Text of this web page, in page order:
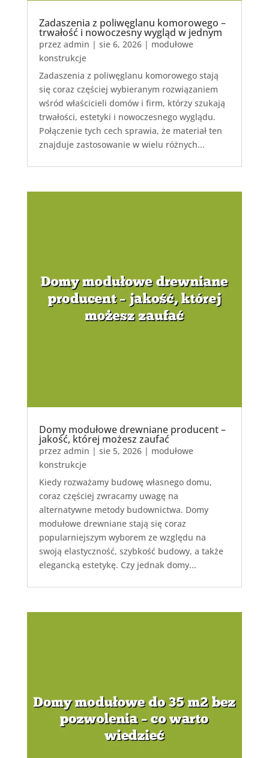
Zadaszenia z poliwęglanu komorowego –
trwałość i nowoczesny wygląd w jednym
przez admin | sie 6, 2026| modułowe
konstrukcje
Zadaszenia z poliwęglanu komorowego stają
się coraz częściej wybieranym rozwiązaniem
wśród właścicieli domów i firm, którzy szukają
trwałości, estetyki i nowoczesnego wyglądu.
Połączenie tych cech sprawia, że materiał ten
znajduje zastosowanie w wielu różnych...
Domy modułowe drewniane producent –
jakość, której możesz zaufać
przez admin | sie 5, 2026| modułowe
konstrukcje
Kiedy rozważamy budowę własnego domu,
coraz częściej zwracamy uwagę na
alternatywne metody budownictwa. Domy
modułowe drewniane stają się coraz
popularniejszym wyborem ze względu na
swoją elastyczność, szybkość budowy, a także
elegancką estetykę. Czy jednak domy...